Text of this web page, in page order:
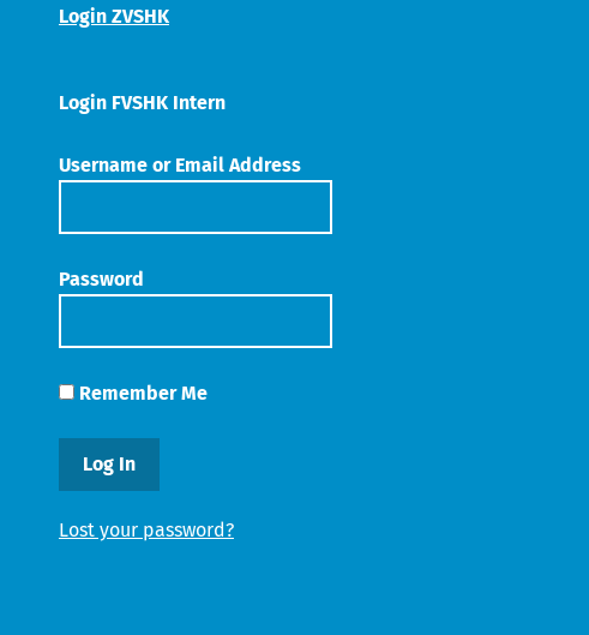
Login ZVSHK
Login FVSHK Intern
Username or Email Address
Password
Remember Me
Lost your password?